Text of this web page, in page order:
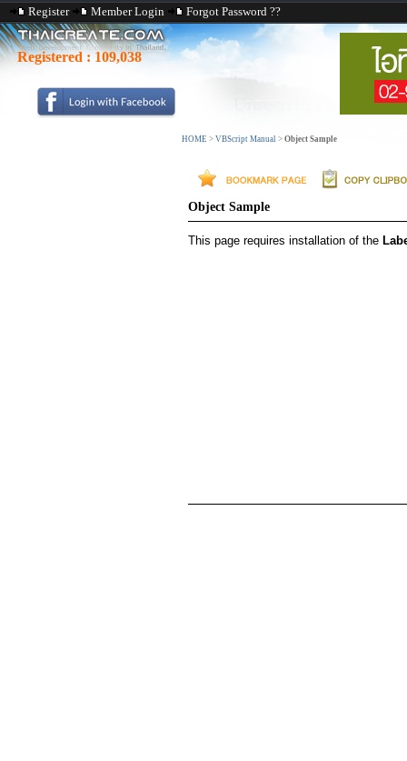
Register Member Login Forgot Password ??
Registered : 109,038
HOME > VBScript Manual > Object Sample
Object Sample
This page requires installation of the